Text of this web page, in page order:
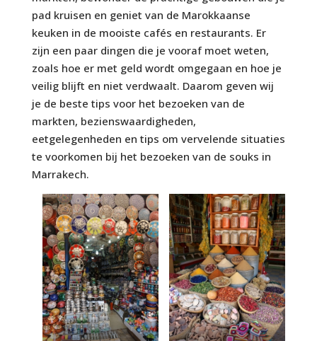
pad kruisen en geniet van de Marokkaanse
keuken in de mooiste cafés en restaurants. Er
zijn een paar dingen die je vooraf moet weten,
zoals hoe er met geld wordt omgegaan en hoe je
veilig blijft en niet verdwaalt. Daarom geven wij
je de beste tips voor het bezoeken van de
markten, bezienswaardigheden,
eetgelegenheden en tips om vervelende situaties
te voorkomen bij het bezoeken van de souks in
Marrakech.